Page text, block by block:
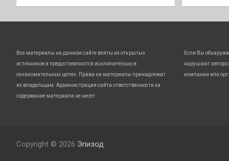
Все материалы на данном сайте взяты из открытых
источников и предоставляются исключительно в
ознакомительных целях. Права на материалы принадлежат
их владельцам. Администрация сайта ответственности за
содержание материала не несет.
Если Вы
нарушают
компании или
Copyright © 2026 Эпизод.